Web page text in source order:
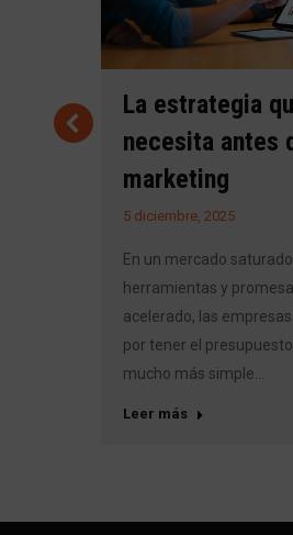
La estrategia
necesita antes
marketing
5 diciembre, 2025
En un mercado
herramientas y
acelerado, las
por tener el
mucho más simple…
Leer más